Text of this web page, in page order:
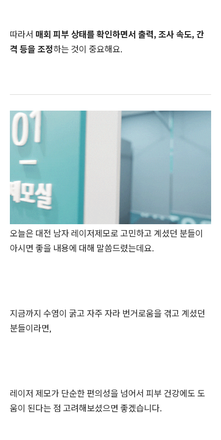
따라서 매회 피부 상태를 확인하면서 출력, 조사 속도, 간
격 등을 조정하는 것이 중요해요.
오늘은 대전 남자 레이저제모로 고민하고 계셨던 분들이
아시면 좋을 내용에 대해 말씀드렸는데요.
지금까지 수염이 굵고 자주 자라 번거로움을 겪고 계셨던
분들이라면,
레이저 제모가 단순한 편의성을 넘어서 피부 건강에도 도
움이 된다는 점 고려해보셨으면 좋겠습니다.